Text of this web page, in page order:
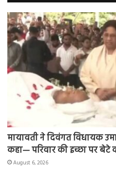
मायावती ने दिवंगत विधायक
कहा— परिवार की इच्छा पर
August 6, 2026